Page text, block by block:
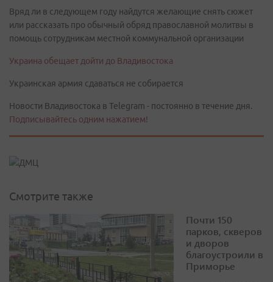
Вряд ли в следующем году найдутся желающие снять сюжет
или рассказать про обычный обряд православной молитвы в
помощь сотрудникам местной коммунальной организации
Украина обещает дойти до Владивостока
Украинская армия сдаваться не собирается
Новости Владивостока в Telegram - постоянно в течение дня.
Подписывайтесь одним нажатием!
Смотрите также
Почти 150
парков, скверов
и дворов
благоустроили в
Приморье